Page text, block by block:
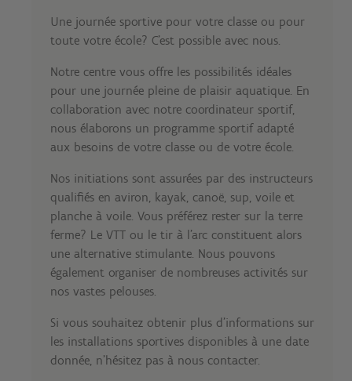
Une journée sportive pour votre classe ou pour
toute votre école? C'est possible avec nous.
Notre centre vous offre les possibilités idéales
pour une journée pleine de plaisir aquatique. En
collaboration avec notre coordinateur sportif,
nous élaborons un programme sportif adapté
aux besoins de votre classe ou de votre école.
Nos initiations sont assurées par des instructeurs
qualifiés en aviron, kayak, canoë, sup, voile et
planche à voile. Vous préférez rester sur la terre
ferme? Le VTT ou le tir à l'arc constituent alors
une alternative stimulante. Nous pouvons
également organiser de nombreuses activités sur
nos vastes pelouses.
Si vous souhaitez obtenir plus d'informations sur
les installations sportives disponibles à une date
donnée, n'hésitez pas à nous contacter.